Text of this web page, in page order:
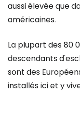
aussi élevée que
américaines.
La plupart des 80
descendants
sont des
installés ici et y